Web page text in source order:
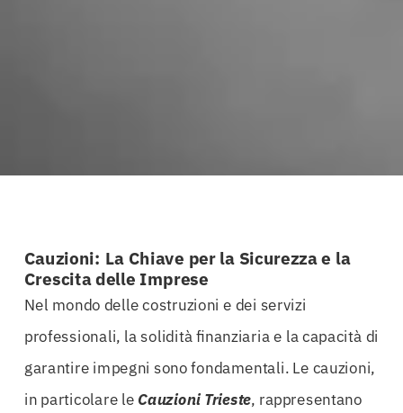
Cauzioni: La Chiave per la Sicurezza e la
Crescita delle Imprese
Nel mondo delle costruzioni e dei servizi
professionali, la solidità finanziaria e la capacità di
garantire impegni sono fondamentali. Le cauzioni,
in particolare le Cauzioni Trieste, rappresentano